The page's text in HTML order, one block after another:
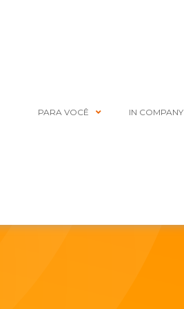
PARA VOCÊ IN COMPANY